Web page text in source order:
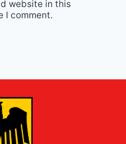
website in this
I comment.